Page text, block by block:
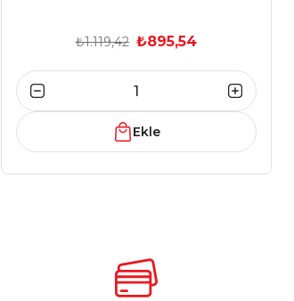
₺1.119,42 ₺895,54
Ekle